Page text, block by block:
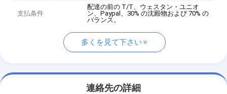
支払条件
配達の前の T/T、ウェスタン・ユニオ
ン、Paypal、30% の沈殿物および 70% の
バランス。
多くを見て下さい
連絡先の詳細